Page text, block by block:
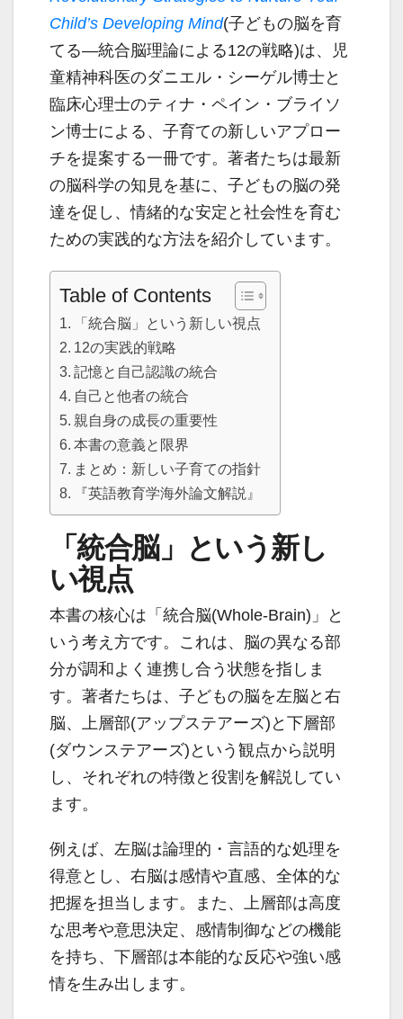
Child’s Developing Mind(子どもの脳を育
てる―統合脳理論による12の戦略)は、児
童精神科医のダニエル・シーゲル博士と
臨床心理士のティナ・ペイン・ブライソ
ン博士による、子育ての新しいアプロー
チを提案する一冊です。著者たちは最新
の脳科学の知見を基に、子どもの脳の発
達を促し、情緒的な安定と社会性を育む
ための実践的な方法を紹介しています。
Table of Contents
「統合脳」という新しい視点
12の実践的戦略
記憶と自己認識の統合
自己と他者の統合
親自身の成長の重要性
本書の意義と限界
まとめ：新しい子育ての指針
『英語教育学海外論文解説』
「統合脳」という新し
い視点
本書の核心は「統合脳(Whole-Brain)」と
いう考え方です。これは、脳の異なる部
分が調和よく連携し合う状態を指しま
す。著者たちは、子どもの脳を左脳と右
脳、上層部(アップステアーズ)と下層部
(ダウンステアーズ)という観点から説明
し、それぞれの特徴と役割を解説してい
ます。
例えば、左脳は論理的・言語的な処理を
得意とし、右脳は感情や直感、全体的な
把握を担当します。また、上層部は高度
な思考や意思決定、感情制御などの機能
を持ち、下層部は本能的な反応や強い感
情を生み出します。